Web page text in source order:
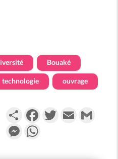
Bouaké
technologie ouvrage
PartagerFacebookTwitterEmail
Messenger